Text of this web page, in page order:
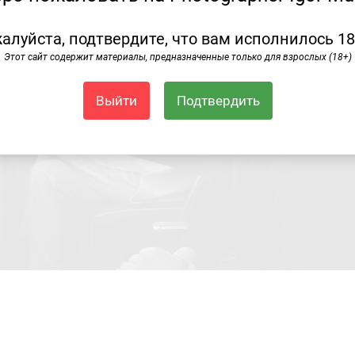
подтвердите, что вам исполнилось
Этот сайт содержит материалы, предназначенные только для взрослых (18+)
Выйти Подтвердить